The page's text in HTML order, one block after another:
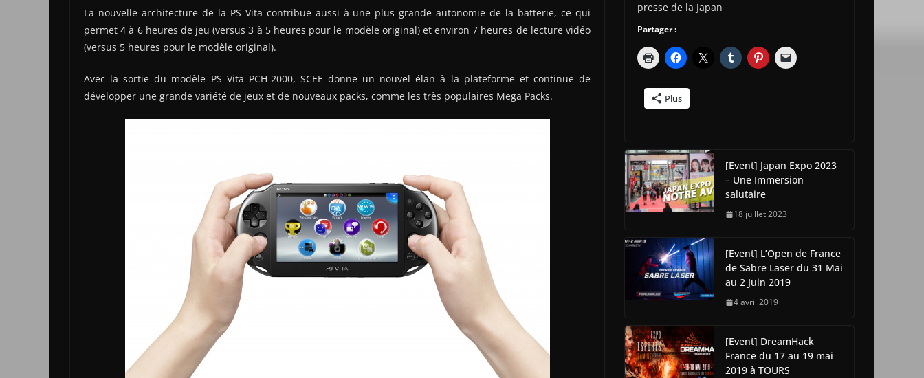
La nouvelle architecture de la PS Vita contribue aussi à une plus grande autonomie de la batterie, ce qui
permet 4 à 6 heures de jeu (versus 3 à 5 heures pour le modèle original) et environ 7 heures de lecture vidéo
(versus 5 heures pour le modèle original).
Avec la sortie du modèle PS Vita PCH-2000, SCEE donne un nouvel élan à la plateforme et continue de
développer une grande variété de jeux et de nouveaux packs, comme les très populaires Mega Packs.
presse de la Japan
Partager :
Plus
[Event] Japan Expo 2023
– Une Immersion
salutaire
18 juillet 2023
[Event] L’Open de France
de Sabre Laser du 31 Mai
au 2 Juin 2019
4 avril 2019
[Event] DreamHack
France du 17 au 19 mai
2019 à TOURS